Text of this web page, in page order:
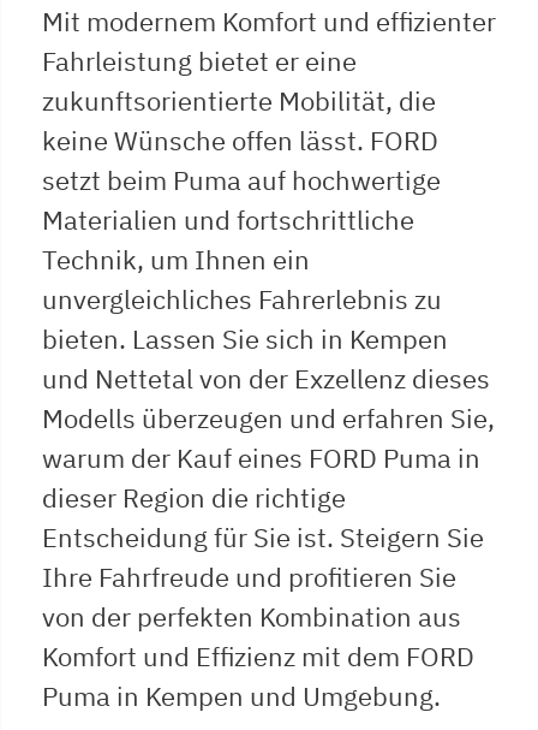
Mit modernem Komfort und effizienter
Fahrleistung bietet er eine
zukunftsorientierte Mobilität, die
keine Wünsche offen lässt. FORD
setzt beim Puma auf hochwertige
Materialien und fortschrittliche
Technik, um Ihnen ein
unvergleichliches Fahrerlebnis zu
bieten. Lassen Sie sich in Kempen
und Nettetal von der Exzellenz dieses
Modells überzeugen und erfahren Sie,
warum der Kauf eines FORD Puma in
dieser Region die richtige
Entscheidung für Sie ist. Steigern Sie
Ihre Fahrfreude und profitieren Sie
von der perfekten Kombination aus
Komfort und Effizienz mit dem FORD
Puma in Kempen und Umgebung.